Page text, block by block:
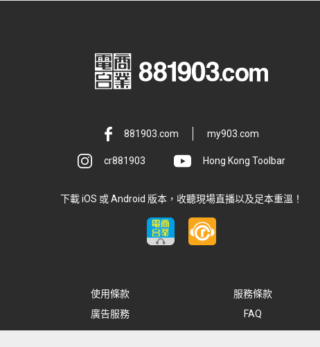
881903.com my903.com
cr881903 Hong Kong Toolbar
下載 iOS 或 Android 版本，收聽現場直播以及足本重溫！
使用條款 服務條款
廣告服務 FAQ